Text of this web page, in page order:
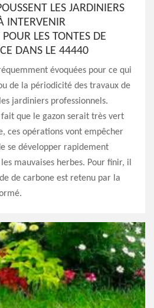
LES JARDINIERS
INTERVENIR
LES TONTES DE
DANS LE 44440
évoquées pour ce qui
de la périodicité des travaux de
jardiniers professionnels.
que le gazon serait très vert
ces opérations vont empêcher
se développer rapidement
mauvaises herbes. Pour finir, il
de carbone est retenu par la